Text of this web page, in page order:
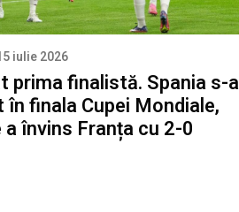
iulie 2026
prima finalistă. Spania s-a
finala Cupei Mondiale,
a învins Franța cu 2-0